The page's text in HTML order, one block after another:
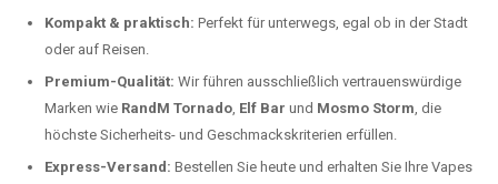
Kompakt & praktisch: Perfekt für unterwegs, egal ob in der Stadt
oder auf Reisen.
Premium-Qualität: Wir führen ausschließlich vertrauenswürdige
Marken wie RandM Tornado, Elf Bar und Mosmo Storm, die
höchste Sicherheits- und Geschmackskriterien erfüllen.
Express-Versand: Bestellen Sie heute und erhalten Sie Ihre Vapes